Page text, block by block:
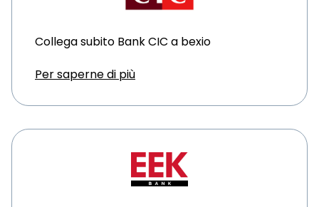
Collega subito Bank CIC a bexio
Per saperne di più